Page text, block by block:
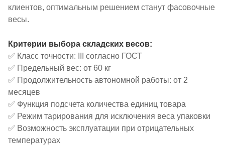
клиентов, оптимальным решением станут фасовочные
весы.
Критерии выбора складских весов:
✅ Класс точности: III согласно ГОСТ
✅ Предельный вес: от 60 кг
✅ Продолжительность автономной работы: от 2
месяцев
✅ Функция подсчета количества единиц товара
✅ Режим тарирования для исключения веса упаковки
✅ Возможность эксплуатации при отрицательных
температурах